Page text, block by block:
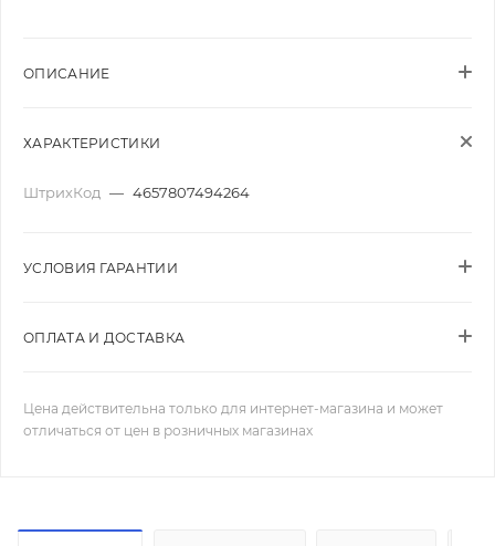
ОПИСАНИЕ
ХАРАКТЕРИСТИКИ
ШтрихКод — 4657807494264
УСЛОВИЯ ГАРАНТИИ
ОПЛАТА И ДОСТАВКА
Цена действительна только для интернет-магазина и может
отличаться от цен в розничных магазинах